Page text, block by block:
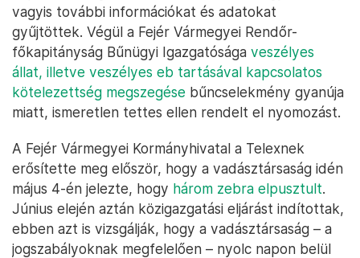
vagyis további információkat és adatokat
gyűjtöttek. Végül a Fejér Vármegyei Rendőr-
főkapitányság Bűnügyi Igazgatósága veszélyes
állat, illetve veszélyes eb tartásával kapcsolatos
kötelezettség megszegése bűncselekmény gyanúja
miatt, ismeretlen tettes ellen rendelt el nyomozást.
A Fejér Vármegyei Kormányhivatal a Telexnek
erősítette meg először, hogy a vadásztársaság idén
május 4-én jelezte, hogy három zebra elpusztult.
Június elején aztán közigazgatási eljárást indítottak,
ebben azt is vizsgálják, hogy a vadásztársaság – a
jogszabályoknak megfelelően – nyolc napon belül